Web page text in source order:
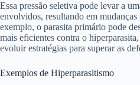
Essa pressão seletiva pode levar a
envolvidos, resultando em
exemplo, o parasita primário pode
mais eficientes contra o
evoluir estratégias para superar as
Exemplos de Hiperparasitismo